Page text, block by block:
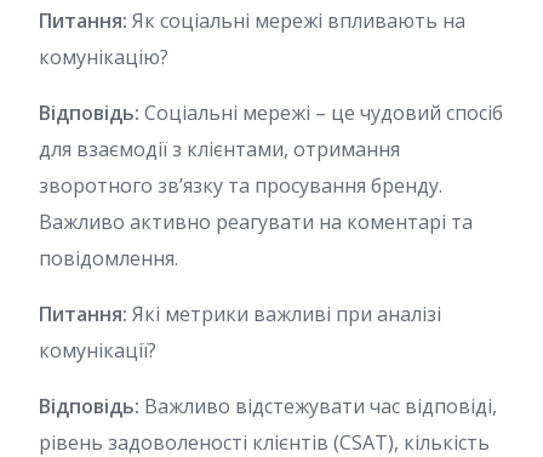
Питання: Як соціальні мережі впливають на
комунікацію?
Відповідь: Соціальні мережі – це чудовий спосіб
для взаємодії з клієнтами, отримання
зворотного зв’язку та просування бренду.
Важливо активно реагувати на коментарі та
повідомлення.
Питання: Які метрики важливі при аналізі
комунікації?
Відповідь: Важливо відстежувати час відповіді,
рівень задоволеності клієнтів (CSAT), кількість